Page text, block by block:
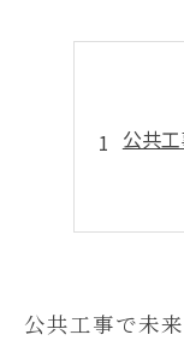
公共
公共工事で未